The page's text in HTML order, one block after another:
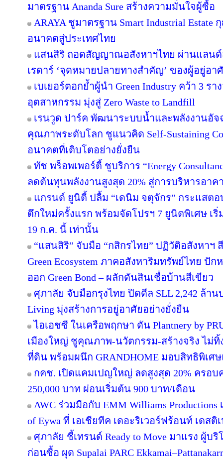
มาตรฐาน Ananda Sure สร้างความมั่นใจผู้ซื้อ
ARAYA ชูมาตรฐาน Smart Industrial
อนาคตสู่ประเทศไทย
แสนสิริ ถอดสัญญาณอสังหาฯไทย ผ่านแลนด์
เรดาร์ ‘จุดหมายปลายทางสำคัญ’ ของผู้อยู่อ
เบเยอร์ตอกย้ำผู้นำ Green Industry คว้า 3 ร
อุตสาหกรรม มุ่งสู่ Zero Waste to Landfill
เรนวูด ปาร์ค พัฒนาระบบน้ำและพลังงานอั
คุณภาพระดับโลก ชูแนวคิด Self-Sustaining
อนาคตที่เติบโตอย่างยั่งยืน
ทัช พร็อพเพอร์ตี้ ชูบริการ “Energy
ลดต้นทุนพลังงานสูงสุด 20% สู่การบริหารอาค
แกรนด์ ยูนิตี้ ปลื้ม “เดนิม จตุจักร” กระแสตอ
ตึกใหม่ครั้งแรก พร้อมจัดโปรฯ 7 ยูนิตพิเศษ เริ่
19 ก.ค. นี้ เท่านั้น
“แสนสิริ” จับมือ “กสิกรไทย” ปฏิวัติอสังหาฯ
Green Ecosystem ภาคอสังหาริมทรัพย์ไทย ปัก
ออก Green Bond – ผลักดันสินเชื่อบ้านสีเขียว
ศุภาลัย จับมือกรุงไทย ปิดดีล SLL 2,242 ล้าน
Living มุ่งสร้างการอยู่อาศัยอย่างยั่งยืน
ไอเอชซี ในเครือพฤกษา ดัน Plantnery by
เมืองใหญ่ ชูคุณภาพ-นวัตกรรม-สร้างจริง ไม่ทิ้
ที่ดิน พร้อมผนึก GRANDHOME มอบสิทธิพิเศ
กคช. เปิดแคมเปญใหญ่ ลดสูงสุด 20% ครอบ
250,000 บาท ผ่อนเริ่มต้น 900 บาท/เดือน
AWC ร่วมมือกับ EMM Williams Productions
of Eywa ที่ เอเชียทีค เดอะริเวอร์ฟร้อนท์ เดสติ
ศุภาลัย ชี้เทรนด์ Ready to Move มาแรง ผู้
ก่อนซื้อ ผุด Supalai PARC